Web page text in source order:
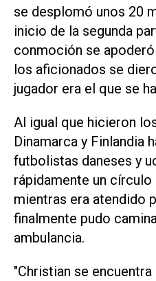
se desplomó unos 20
inicio de la segunda
conmoción se
los aficionados se
jugador era el que se
Al igual que hicieron
Dinamarca y Finlandia
futbolistas daneses y
rápidamente un
mientras era atendido
finalmente pudo
ambulancia.
"Christian se